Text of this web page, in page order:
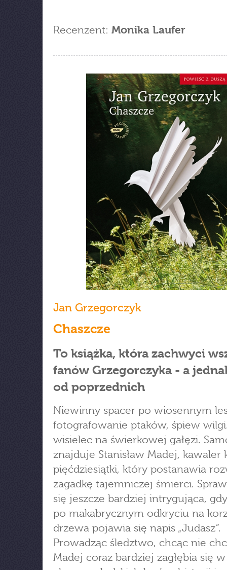
Recenzent: Monika Laufer
Jan Grzegorczyk
Chaszcze
To książka, która zachwyci
fanów Grzegorczyka - a
od poprzednich
Niewinny spacer po wiosennym
fotografowanie ptaków, śpiew
wisielec na świerkowej gałęzi.
znajduje Stanisław Madej, kawaler
pięćdziesiątki, który postanawia
zagadkę tajemniczej śmierci.
się jeszcze bardziej intrygująca,
po makabrycznym odkryciu na
drzewa pojawia się napis „Judasz”.
Prowadząc śledztwo, chcąc nie
Madej coraz bardziej zagłębia się w